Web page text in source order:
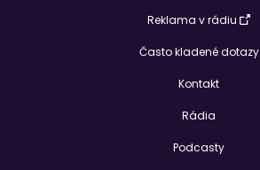
Reklama v rádiu
Často kladené dotazy
Kontakt
Rádia
Podcasty